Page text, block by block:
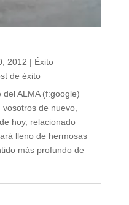
2012 | Éxito
de éxito
ALMA (f:google)
de nuevo,
hoy, relacionado
lleno de hermosas
más profundo de